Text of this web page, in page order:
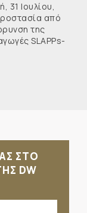
31 Ιουλίου,
από
της
SLAPPs-
ΣΤΟ
DW